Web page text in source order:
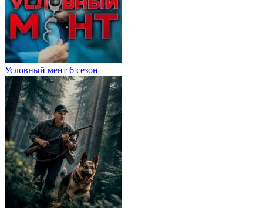
Условный мент 6 сезон